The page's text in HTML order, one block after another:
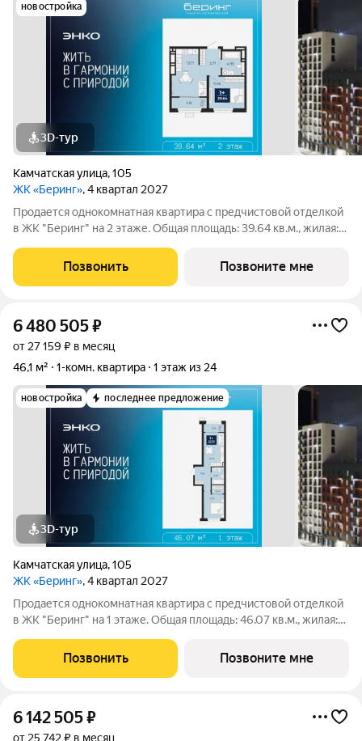
новостройка
3D-тур
Камчатская улица,105
ЖК «Беринг», 4 квартал 2027
Продается однокомнатная квартира с предчистовой отделкой
в ЖК "Беринг" на 2 этаже. Общая площадь: 39.64 кв.м., жилая:
окна выходят на одну сторону. В квартире одна лоджия, один
Позвонить Позвоните мне
6 480 505₽
от 27 159 ₽ в месяц
46,1 м²
1-комн. квартира 1 этаж из 24
новостройка последнее предложение
3D-тур
Камчатская улица,105
ЖК «Беринг», 4 квартал 2027
Продается однокомнатная квартира с предчистовой отделкой
в ЖК "Беринг" на 1 этаже. Общая площадь: 46.07 кв.м., жилая:
Квартира - распашонка, очень светлая, без проходных комнат,
планировка
Позвонить Позвоните мне
6 142 505₽
от 25 742 ₽ в месяц